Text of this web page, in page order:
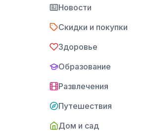
Новости
Скидки и покупки
Здоровье
Образование
Развлечения
Путешествия
Дом и сад